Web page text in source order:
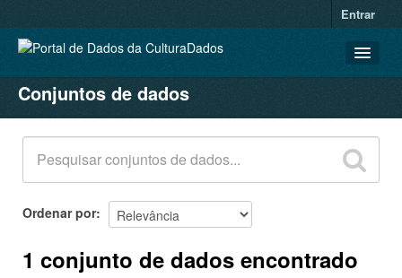
Entrar
CONJUNTOS DE DADOS
ORGANIZAÇÕES
GRUPOS
SOBRE
Conjuntos de dados
Ordenar por
1 conjunto de dados encontrado